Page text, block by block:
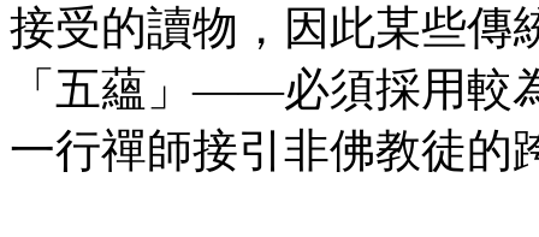
接受的讀物，因此某些
「五蘊」——必須採用較
一行禪師接引非佛教徒的